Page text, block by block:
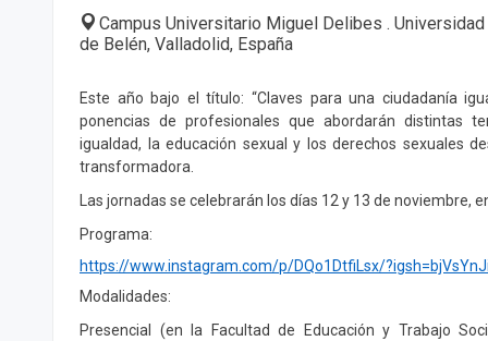
Campus Universitario Miguel Delibes .
de Belén, Valladolid, España
Este año bajo el título: “Claves para una ciudadanía
ponencias de profesionales que abordarán distintas
igualdad, la educación sexual y los derechos sexuales
transformadora.
Las jornadas se celebrarán los días 12 y 13 de noviembre,
Programa:
https://www.instagram.com/p/DQo1DtfiLsx/
Modalidades:
Presencial (en la Facultad de Educación y Trabajo